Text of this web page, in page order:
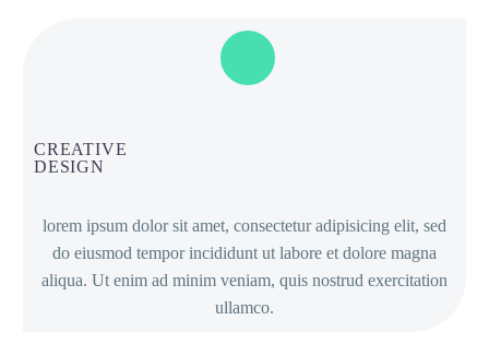
CREATIVE
DESIGN
lorem ipsum dolor sit amet, consectetur adipisicing elit, sed
do eiusmod tempor incididunt ut labore et dolore magna
aliqua. Ut enim ad minim veniam, quis nostrud exercitation
ullamco.